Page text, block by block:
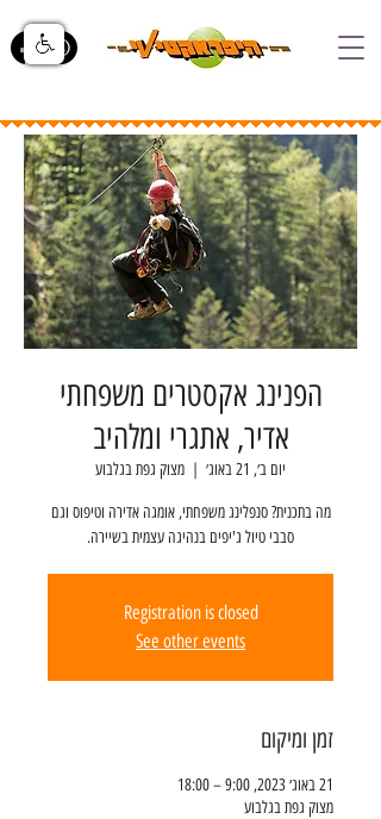
הפנינג אקסטרים משפחתי
אדיר, אתגרי ומלהיב
יום ב׳, 21 באוג׳
  |
מצוק גפת בגלבוע
מה בתכנית? סנפלינג משפחתי, אומגה אדירה וטיפוס וגם
סבבי טיול ג'יפים בנהיגה עצמית בשיירה.
Registration is closed
See other events
זמן ומיקום
21 באוג׳ 2023, 9:00 – 18:00
מצוק גפת בגלבוע